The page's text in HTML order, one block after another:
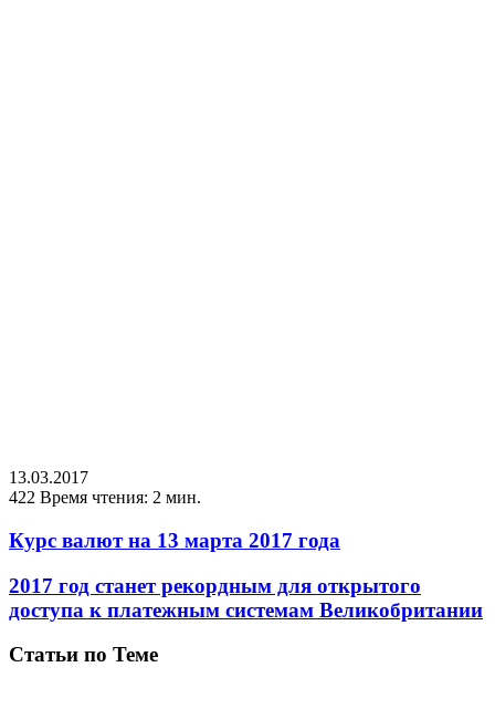
13.03.2017
422 Время чтения: 2 мин.
Курс валют на 13 марта 2017 года
2017 год станет рекордным для открытого
доступа к платежным системам Великобритании
Статьи по Теме